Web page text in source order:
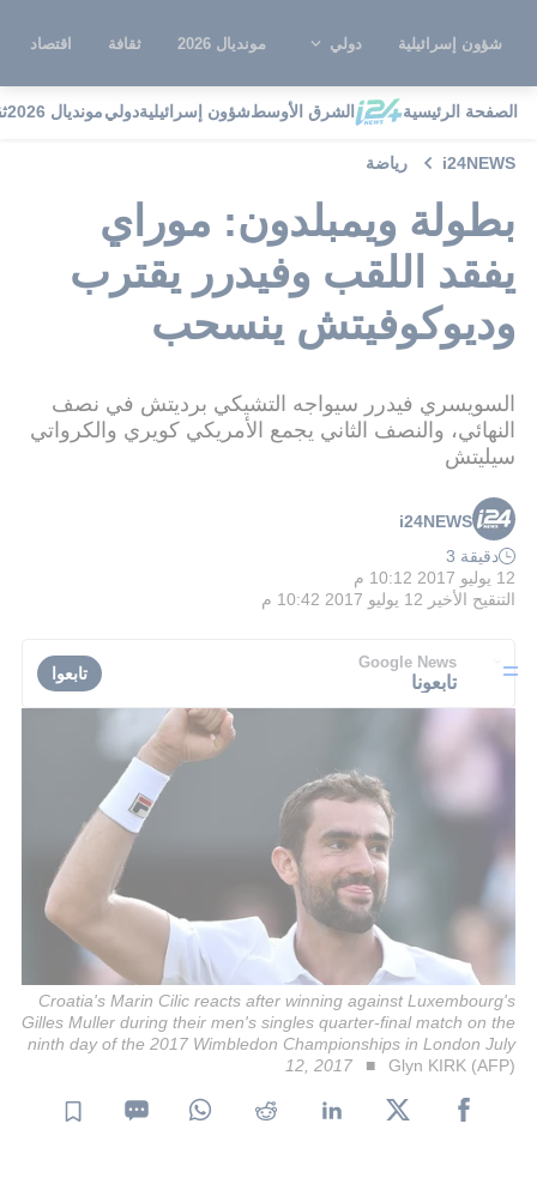
شؤون إسرائيلية دولي مونديال 2026 ثقافة اقتصاد
الصفحة الرئيسية الشرق الأوسطشؤون إسرائيليةدوليمونديال 2026
i24NEWS رياضة
بطولة ويمبلدون: موراي
يفقد اللقب وفيدرر يقترب
وديوكوفيتش ينسحب
السويسري فيدرر سيواجه التشيكي برديتش في نصف
النهائي، والنصف الثاني يجمع الأمريكي كويري والكرواتي
سيليتش
i24NEWS
دقيقة 3
12 يوليو 2017 10:12 م
التنقيح الأخير 12 يوليو 2017 10:42 م
Google News
تابعونا تابعوا
Croatia's Marin Cilic reacts after winning against Luxembourg's
Gilles Muller during their men's singles quarter-final match on the
ninth day of the 2017 Wimbledon Championships in London July
12, 2017
Glyn KIRK (AFP)